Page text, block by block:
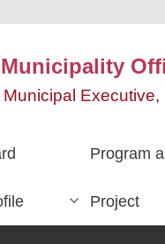
Municipal
Program
Project